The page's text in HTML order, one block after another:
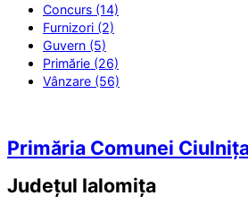
Concurs (14)
Furnizori (2)
Guvern (5)
Primărie (26)
Vânzare (56)
Primăria Comunei
Județul Ialomița